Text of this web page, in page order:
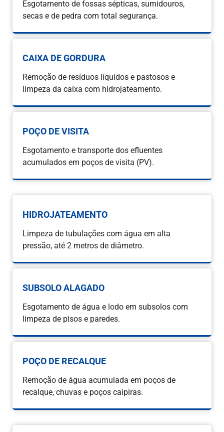
Esgotamento de fossas sépticas, sumidouros,
secas e de pedra com total segurança.
CAIXA DE GORDURA
Remoção de resíduos líquidos e pastosos e
limpeza da caixa com hidrojateamento.
POÇO DE VISITA
Esgotamento e transporte dos efluentes
acumulados em poços de visita (PV).
HIDROJATEAMENTO
Limpeza de tubulações com água em alta
pressão, até 2 metros de diâmetro.
SUBSOLO ALAGADO
Esgotamento de água e lodo em subsolos com
limpeza de pisos e paredes.
POÇO DE RECALQUE
Remoção de água acumulada em poços de
recalque, chuvas e poços caipiras.